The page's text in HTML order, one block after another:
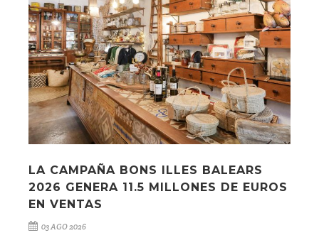
LA CAMPAÑA BONS ILLES BALEARS
2026 GENERA 11.5 MILLONES DE EUROS
EN VENTAS
03 AGO 2026